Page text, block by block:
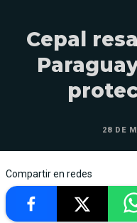
Cepal
28 DE
Compartir en redes